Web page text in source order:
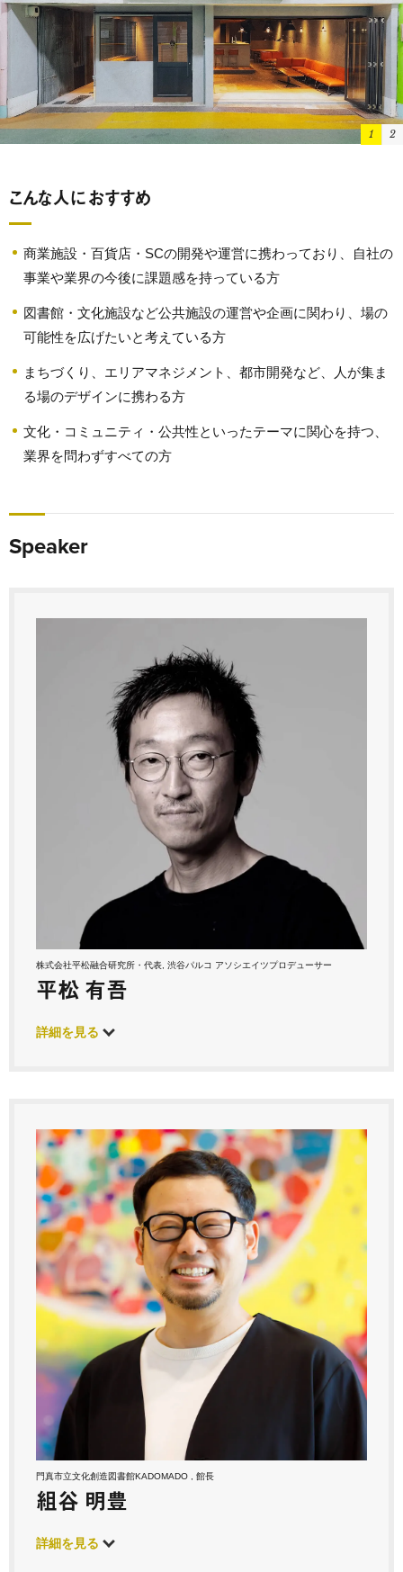
1 2
こんな人におすすめ
商業施設・百貨店・SCの開発や運営に携わっており、自社の
事業や業界の今後に課題感を持っている方
図書館・文化施設など公共施設の運営や企画に関わり、場の
可能性を広げたいと考えている方
まちづくり、エリアマネジメント、都市開発など、人が集ま
る場のデザインに携わる方
文化・コミュニティ・公共性といったテーマに関心を持つ、
業界を問わずすべての方
Speaker
株式会社平松融合研究所・代表, 渋谷パルコ アソシエイツプロデューサー
平松 有吾
詳細を見る
門真市立文化創造図書館KADOMADO , 館長
組谷 明豊
詳細を見る